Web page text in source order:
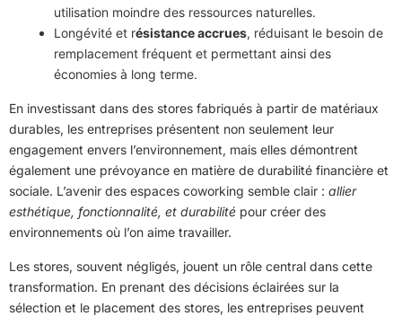
utilisation moindre des ressources naturelles.
Longévité et résistance accrues, réduisant le besoin de
remplacement fréquent et permettant ainsi des
économies à long terme.
En investissant dans des stores fabriqués à partir de matériaux
durables, les entreprises présentent non seulement leur
engagement envers l’environnement, mais elles démontrent
également une prévoyance en matière de durabilité financière et
sociale. L’avenir des espaces coworking semble clair : allier
esthétique, fonctionnalité, et durabilité pour créer des
environnements où l’on aime travailler.
Les stores, souvent négligés, jouent un rôle central dans cette
transformation. En prenant des décisions éclairées sur la
sélection et le placement des stores, les entreprises peuvent